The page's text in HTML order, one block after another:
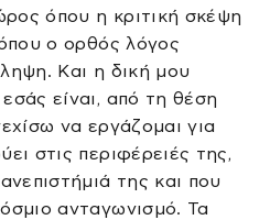
όπου η κριτική σκέψη
ο ορθός λόγος
Και η δική μου
είναι, από τη θέση
να εργάζομαι για
στις περιφέρειές της,
της και που
ανταγωνισμό. Τα